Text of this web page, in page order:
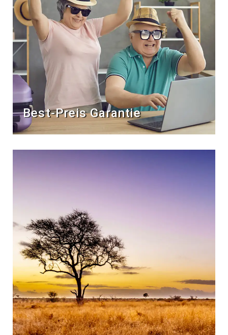
Best-Preis Garantie